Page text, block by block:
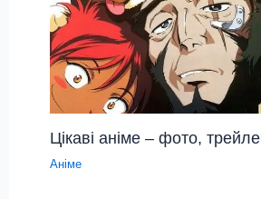
Цікаві аніме – фото,
Аніме